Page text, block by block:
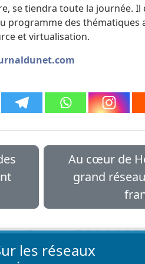
se tiendra toute la journée.
programme des thématiques
et virtualisation.
Au cœur de
grand
les réseaux